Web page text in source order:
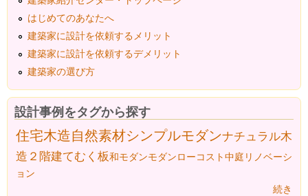
はじめてのあなたへ
建築家に設計を依頼するメリット
建築家に設計を依頼するデメリット
建築家の選び方
設計事例をタグから探す
住宅木造自然素材シンプルモダンナチュラル木
造２階建てむく板和モダンモダンローコスト中庭 リノベーシ
ョン
続き